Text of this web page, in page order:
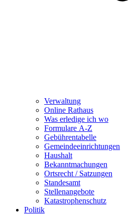
Verwaltung
Online Rathaus
Was erledige ich wo
Formulare A-Z
Gebührentabelle
Gemeindeeinrichtungen
Haushalt
Bekanntmachungen
Ortsrecht / Satzungen
Standesamt
Stellenangebote
Katastrophenschutz
Politik